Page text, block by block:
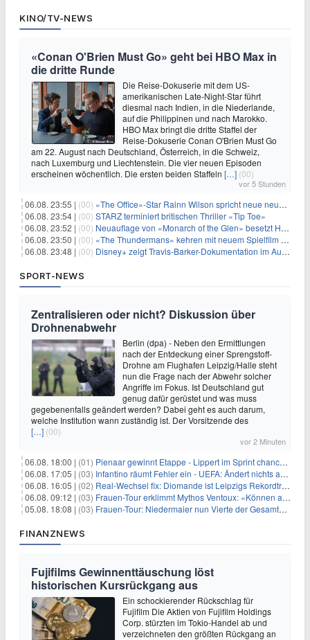
KINO/TV-NEWS
«Conan O'Brien Must Go» geht bei HBO Max in
die dritte Runde
Die Reise-Dokuserie mit dem US-
amerikanischen Late-Night-Star führt
diesmal nach Indien, in die Niederlande,
auf die Philippinen und nach Marokko.
HBO Max bringt die dritte Staffel der
Reise-Dokuserie Conan O'Brien Must Go
am 22. August nach Deutschland, Österreich, in die Schweiz,
nach Luxemburg und Liechtenstein. Die vier neuen Episoden
erscheinen wöchentlich. Die ersten beiden Staffeln […] (00)
vor 5 Stunden
06.08. 23:55 | (00) «The Office»-Star Rainn Wilson spricht neue neuseeländische Serie «Settling»
06.08. 23:54 | (00) STARZ terminiert britischen Thriller «Tip Toe»
06.08. 23:52 | (00) Neuauflage von «Monarch of the Glen» besetzt Hauptrollen
06.08. 23:50 | (00) «The Thundermans» kehren mit neuem Spielfilm zurück
06.08. 23:48 | (00) Disney+ zeigt Travis-Barker-Dokumentation im August
SPORT-NEWS
Zentralisieren oder nicht? Diskussion über
Drohnenabwehr
Berlin (dpa) - Neben den Ermittlungen
nach der Entdeckung einer Sprengstoff-
Drohne am Flughafen Leipzig/Halle steht
nun die Frage nach der Abwehr solcher
Angriffe im Fokus. Ist Deutschland gut
genug dafür gerüstet und was muss
gegebenenfalls geändert werden? Dabei geht es auch darum,
welche Institution wann zuständig ist. Der Vorsitzende des
[…] (00)
vor 2 Minuten
06.08. 18:00 | (01) Pienaar gewinnt Etappe - Lippert im Sprint chancenlos
06.08. 17:05 | (03) Infantino räumt Fehler ein - UEFA: Ändert nichts an Boykott
06.08. 16:05 | (02) Real-Wechsel fix: Diomande ist Leipzigs Rekordtransfer
06.08. 09:12 | (03) Frauen-Tour erklimmt Mythos Ventoux: «Können alles schaffen»
05.08. 18:08 | (03) Frauen-Tour: Niedermaier nun Vierte der Gesamtwertung
FINANZNEWS
Fujifilms Gewinnenttäuschung löst
historischen Kursrückgang aus
Ein schockierender Rückschlag für
Fujifilm Die Aktien von Fujifilm Holdings
Corp. stürzten im Tokio-Handel ab und
verzeichneten den größten Rückgang an